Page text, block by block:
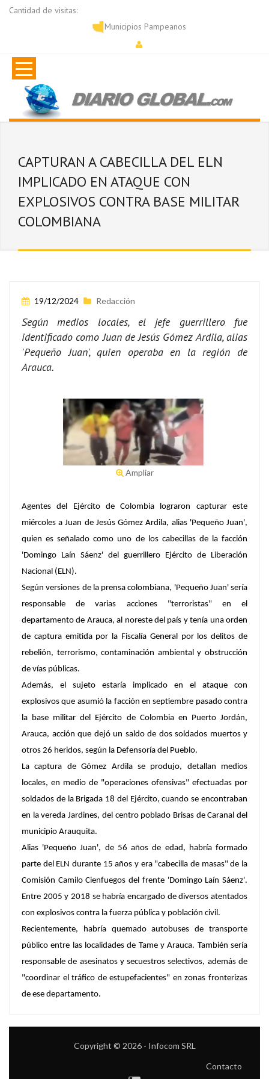
Cantidad de visitas:
Municipios Pampeanos
CAPTURAN A CABECILLA DEL ELN
IMPLICADO EN ATAQUE CON
EXPLOSIVOS CONTRA BASE MILITAR
COLOMBIANA
19/12/2024 Redacción
Según medios locales, el jefe guerrillero fue
identificado como Juan de Jesús Gómez Ardila, alias
'Pequeño Juan', quien operaba en la región de
Arauca.
Ampliar
Agentes del Ejército de Colombia lograron capturar este
miércoles a Juan de Jesús Gómez Ardila, alias 'Pequeño Juan',
quien es señalado como uno de los cabecillas de la facción
'Domingo Laín Sáenz' del guerrillero Ejército de Liberación
Nacional (ELN).
Según versiones de la prensa colombiana, 'Pequeño Juan' sería
responsable de varias acciones "terroristas" en el
departamento de Arauca, al noreste del país y tenía una orden
de captura emitida por la Fiscalía General por los delitos de
rebelión, terrorismo, contaminación ambiental y obstrucción
de vías públicas.
Además, el sujeto estaría implicado en el ataque con
explosivos que asumió la facción en septiembre pasado contra
la base militar del Ejército de Colombia en Puerto Jordán,
Arauca, acción que dejó un saldo de dos soldados muertos y
otros 26 heridos, según la Defensoría del Pueblo.
La captura de Gómez Ardila se produjo, detallan medios
locales, en medio de "operaciones ofensivas" efectuadas por
soldados de la Brigada 18 del Ejército, cuando se encontraban
en la vereda Jardines, del centro poblado Brisas de Caranal del
municipio Arauquita.
Alias 'Pequeño Juan', de 56 años de edad, habría formado
parte del ELN durante 15 años y era "cabecilla de masas" de la
Comisión Camilo Cienfuegos del frente 'Domingo Laín Sáenz'.
Entre 2005 y 2018 se habría encargado de diversos atentados
con explosivos contra la fuerza pública y población civil.
Recientemente, habría quemado autobuses de transporte
público entre las localidades de Tame y Arauca. También sería
responsable de asesinatos y secuestros selectivos, además de
"coordinar el tráfico de estupefacientes" en zonas fronterizas
de ese departamento.
Copyright © 2026 - Infocom SRL
Contacto